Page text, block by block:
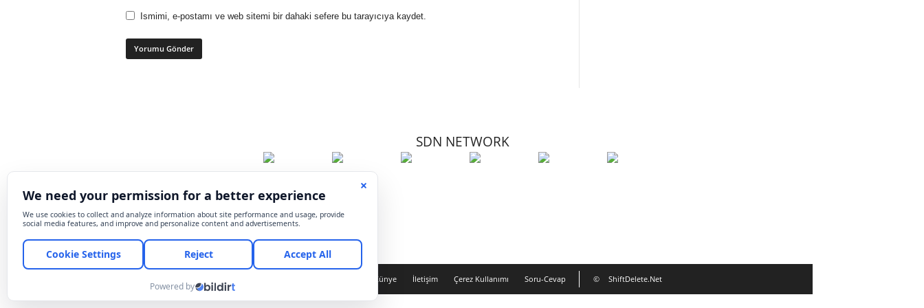
Ismimi, e-postamı ve web sitemi bir dahaki sefere bu tarayıcıya kaydet.
SDN NETWORK
Künye İletişim Çerez Kullanımı Soru-Cevap © ShiftDelete.Net